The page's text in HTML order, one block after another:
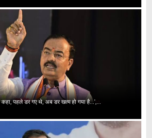
कहा, पहले डर गए थे, अब डर खत्म हो गया है...',...